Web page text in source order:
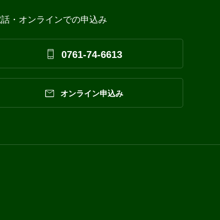
・オンラインでの申込み
 0761-74-6613
 オンライン申込み